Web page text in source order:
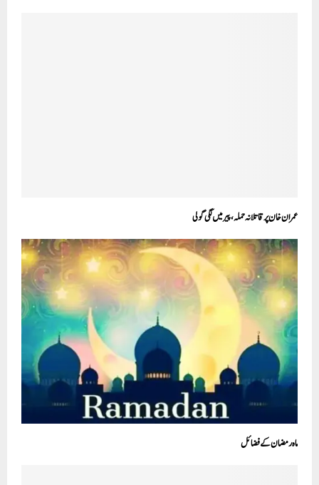
عمران خان پر قاتلانہ حملہ، پیر میں لگی گولی
ماہ رمضان کے فضائل